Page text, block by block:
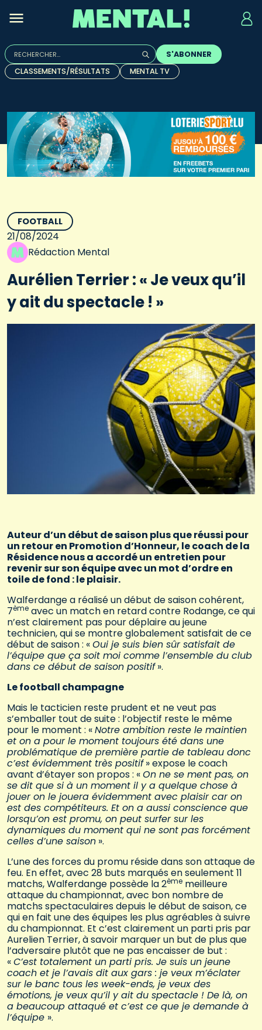
Rechercher :
Quand les résultats de l'auto-complétion sont
S'ABONNER
CLASSEMENTS/RÉSULTATS
MENTAL TV
FOOTBALL
21/08/2024
Rédaction Mental
Aurélien Terrier : « Je veux qu’il
y ait du spectacle ! »
Auteur d’un début de saison plus que réussi pour
un retour en Promotion d’Honneur, le coach de la
Résidence nous a accordé un entretien pour
revenir sur son équipe avec un mot d’ordre en
toile de fond : le plaisir.
Walferdange a réalisé un début de saison cohérent,
7ème avec un match en retard contre Rodange, ce qui
n’est clairement pas pour déplaire au jeune
technicien, qui se montre globalement satisfait de ce
début de saison : «Oui je suis bien sûr satisfait de
l’équipe que ça soit moi comme l’ensemble du club
dans ce début de saison positif».
Le football champagne
Mais le tacticien reste prudent et ne veut pas
s’emballer tout de suite : l’objectif reste le même
pour le moment : «Notre ambition reste le maintien
et on a pour le moment toujours été dans une
problématique de première partie de tableau donc
c’est évidemment très positif» expose le coach
avant d’étayer son propos : «On ne se ment pas, on
se dit que si à un moment il y a quelque chose à
jouer on le jouera évidemment avec plaisir car on
est des compétiteurs. Et on a aussi conscience que
lorsqu’on est promu, on peut surfer sur les
dynamiques du moment qui ne sont pas forcément
celles d’une saison ».
L’une des forces du promu réside dans son attaque de
feu. En effet, avec 28 buts marqués en seulement 11
matchs, Walferdange possède la 2ème meilleure
attaque du championnat, avec bon nombre de
matchs spectaculaires depuis le début de saison, ce
qui en fait une des équipes les plus agréables à suivre
du championnat. Et c’est clairement un parti pris par
Aurelien Terrier, à savoir marquer un but de plus que
l’adversaire plutôt que ne pas encaisser de but :
«C’est totalement un parti pris. Je suis un jeune
coach et je l’avais dit aux gars : je veux m’éclater
sur le banc tous les week-ends, je veux des
émotions, je veux qu’il y ait du spectacle ! De là, on
a beaucoup attaqué et c’est ce que je demande à
l’équipe ».